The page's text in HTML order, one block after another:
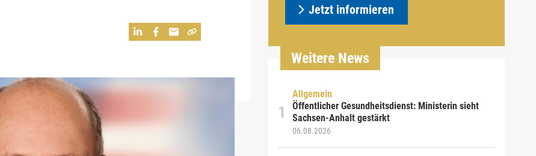
Jetzt informieren
Weitere News
Allgemein
Öffentlicher Gesundheitsdienst: Ministerin sieht
Sachsen-Anhalt gestärkt
06.08.2026